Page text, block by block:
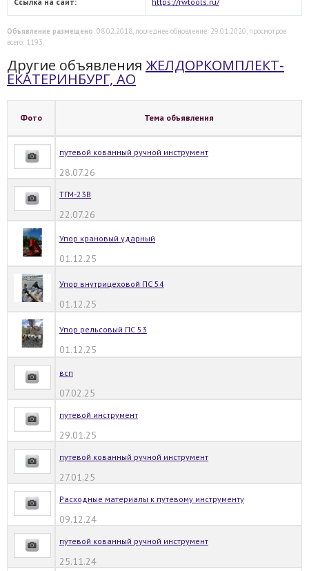
Объявление размещено: 08.02.2018, последнее обновление: 29.01.2020, просмотров
всего: 1193.
Другие объявления ЖЕЛДОРКОМПЛЕКТ-
ЕКАТЕРИНБУРГ, АО
Фото Тема объявления
путевой кованный ручной инструмент
28.07.26
ТГМ-23В
22.07.26
Упор крановый ударный
01.12.25
Упор внутрицеховой ПС 54
01.12.25
Упор рельсовый ПС 53
01.12.25
всп
07.02.25
путевой инструмент
29.01.25
путевой кованный ручной инструмент
27.01.25
Расходные материалы к путевому инструменту
09.12.24
путевой кованный ручной инструмент
25.11.24